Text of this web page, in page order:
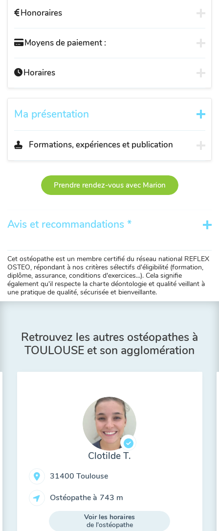
Honoraires
Moyens de paiement :
Horaires
Ma présentation
Formations, expériences et publication
Prendre rendez-vous avec Marion
Avis et recommandations *
Cet ostéopathe est un membre certifié du réseau national REFLEX
OSTEO, répondant à nos critères sélectifs d'éligibilité (formation,
diplôme, assurance, conditions d'exercices...). Cela signifie
également qu'il respecte la charte déontologie et qualité veillant à
une pratique de qualité, sécurisée et bienveillante.
Retrouvez les autres ostéopathes à
TOULOUSE et son agglomération
Clotilde T.
31400 Toulouse
Ostéopathe à 743 m
Voir les horaires
de l'ostéopathe